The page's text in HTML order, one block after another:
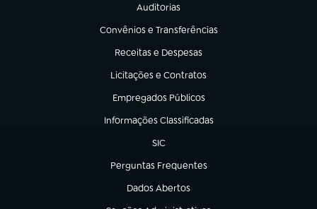
Auditorias
(abre em nova aba)
Convênios e Transferências
(abre em nova aba)
Receitas e Despesas
(abre em nova aba)
Licitações e Contratos
(abre em nova aba)
Empregados Públicos
(abre em nova aba)
Informações Classificadas
(abre em nova aba)
SIC
(abre em nova aba)
Perguntas Frequentes
(abre em nova aba)
Dados Abertos
(abre em nova aba)